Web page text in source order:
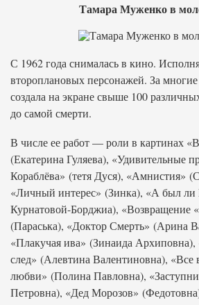
Тамара Муженко в
С 1962 года снималась в кино.
второплановых персонажей. За
создала на экране свыше 100
до самой смерти.
В числе ее работ — роли в картинах
(Екатерина Гуляева), «Удивительные
Кораблёва» (тетя Дуся), «Амнистия»
«Личный интерес» (Зинка), «А был ли
Курнатовой-Борджиа), «Возвращение
(Параська), «Доктор Смерть» (Арина
«Плакучая ива» (Зинаида
след» (Алевтина Валентиновна), «Все
любви» (Полина Павловна),
Петровна), «Дед Морозов»